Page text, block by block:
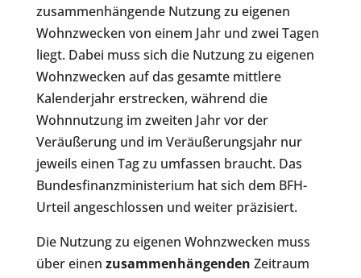
zusammenhängende Nutzung zu eigenen
Wohnzwecken von einem Jahr und zwei Tagen
liegt. Dabei muss sich die Nutzung zu eigenen
Wohnzwecken auf das gesamte mittlere
Kalenderjahr erstrecken, während die
Wohnnutzung im zweiten Jahr vor der
Veräußerung und im Veräußerungsjahr nur
jeweils einen Tag zu umfassen braucht. Das
Bundesfinanzministerium hat sich dem BFH-
Urteil angeschlossen und weiter präzisiert.
Die Nutzung zu eigenen Wohnzwecken muss
über einen zusammenhängenden Zeitraum